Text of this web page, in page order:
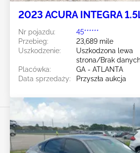
2023 ACURA INTEGRA
Nr pojazdu:
45******
Przebieg:
23,689 mile
Uszkodzenie:
Uszkodzona lewa
strona/Brak
Placówka:
GA - ATLANTA
Data sprzedaży:
Przyszła aukcja